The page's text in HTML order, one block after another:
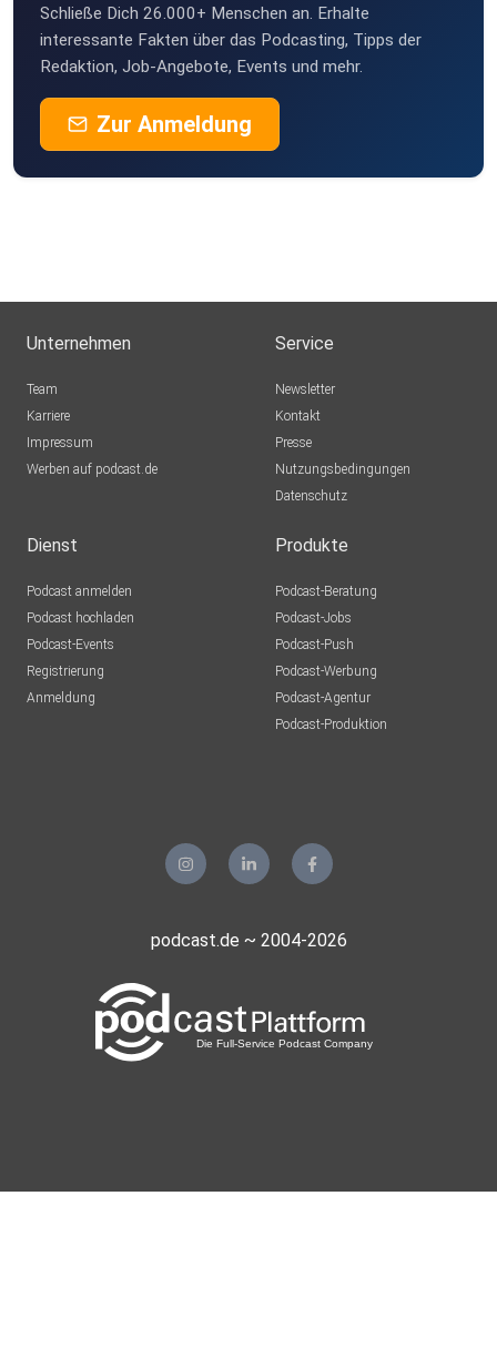
Schließe Dich 26.000+ Menschen an. Erhalte
interessante Fakten über das Podcasting, Tipps der
Redaktion, Job-Angebote, Events und mehr.
Zur Anmeldung
Unternehmen
Team
Karriere
Impressum
Werben auf podcast.de
Service
Newsletter
Kontakt
Presse
Nutzungsbedingungen
Datenschutz
Dienst
Podcast anmelden
Podcast hochladen
Podcast-Events
Registrierung
Anmeldung
Produkte
Podcast-Beratung
Podcast-Jobs
Podcast-Push
Podcast-Werbung
Podcast-Agentur
Podcast-Produktion
podcast.de ~ 2004-2026